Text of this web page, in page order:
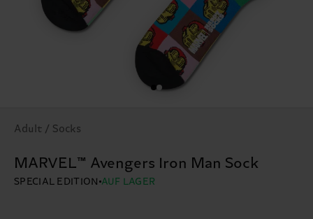
Adult / Socks
MARVEL™ Avengers Iron Man Sock
SPECIAL EDITION AUF LAGER